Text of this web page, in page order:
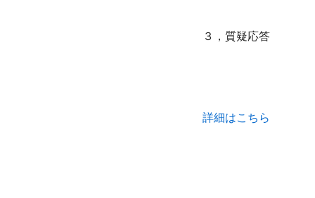
３，質疑応答
詳細はこちら